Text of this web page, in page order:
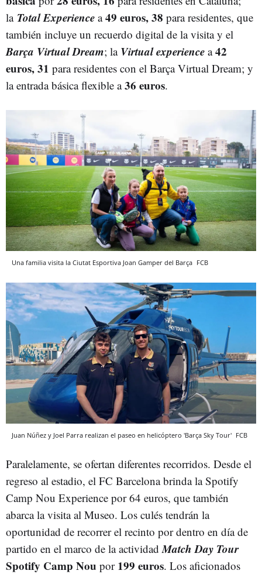
la Total Experience a49 euros, 38 para residentes, que
también incluye un recuerdo digital de la visita y el
Barça Virtual Dream; la Virtual experience a42
euros, 31 para residentes con el Barça Virtual Dream; y
la entrada básica flexible a36 euros.
Una familia visita la Ciutat Esportiva Joan Gamper del Barça FCB
Juan Núñez y Joel Parra realizan el paseo en helicóptero 'Barça Sky Tour' FCB
Paralelamente, se ofertan diferentes recorridos. Desde el
regreso al estadio, el FC Barcelona brinda la Spotify
Camp Nou Experience por 64 euros, que también
abarca la visita al Museo. Los culés tendrán la
oportunidad de recorrer el recinto por dentro en día de
partido en el marco de la actividad Match Day Tour
Spotify Camp Nou por 199 euros. Los aficionados